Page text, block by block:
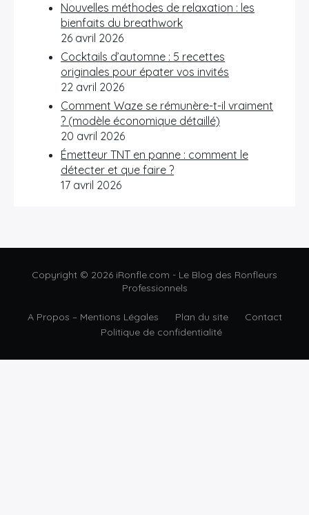
Nouvelles méthodes de relaxation : les
bienfaits du breathwork
26 avril 2026
Cocktails d’automne : 5 recettes
originales pour épater vos invités
22 avril 2026
Comment Waze se rémunère-t-il vraiment
? (modèle économique détaillé)
20 avril 2026
Émetteur TNT en panne : comment le
détecter et que faire ?
17 avril 2026
Copyright © 2026 iRonfle.com - Le Blog des Ronfleurs
Professionnels
A Propos – Mentions Légales Plan du site
Contact
Politique de confidentialité